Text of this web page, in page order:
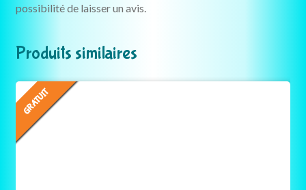
possibilité de laisser un avis.
Produits similaires
GRATUIT